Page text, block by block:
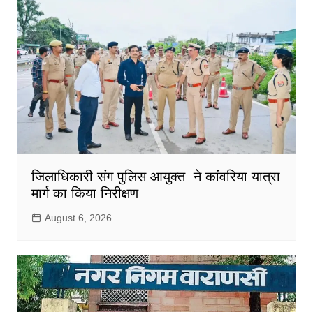
जिलाधिकारी संग पुलिस आयुक्त ने कांवरिया यात्रा
मार्ग का किया निरीक्षण
August 6, 2026